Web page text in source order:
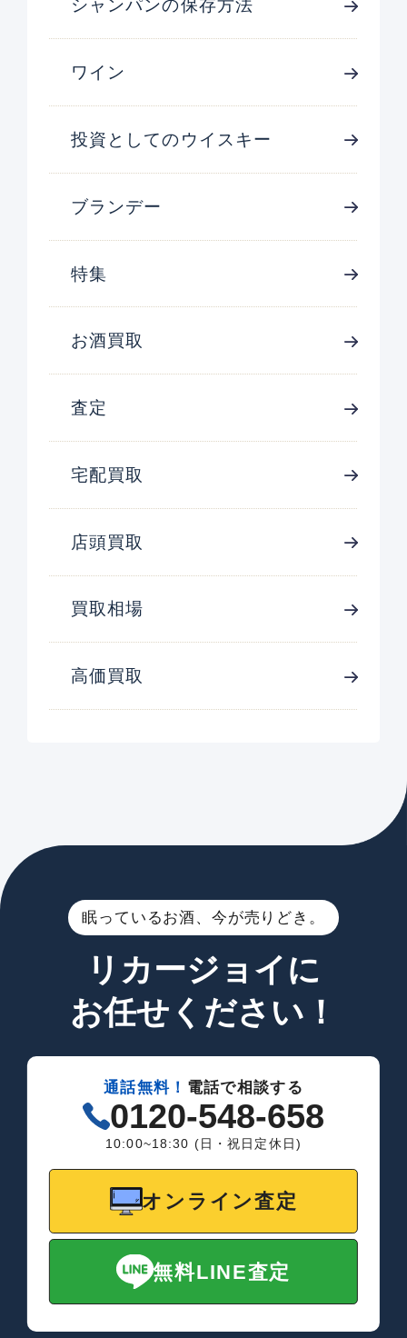
シャンパンの保存方法
ワイン
投資としてのウイスキー
ブランデー
特集
お酒買取
査定
宅配買取
店頭買取
買取相場
高価買取
眠っているお酒、今が売りどき。
リカージョイに
お任せください！
通話無料！ 電話で相談する
0120-548-658
10:00~18:30 (日・祝日定休日)
オンライン査定
無料LINE査定